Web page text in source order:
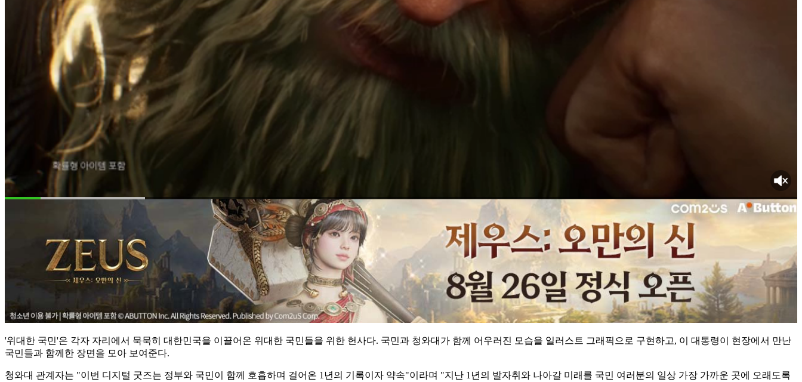
'위대한 국민'은 각자 자리에서 묵묵히 대한민국을 이끌어온 위대한 국민들을 위한 헌사다. 국민과 청와대가 함께 어우러진 모습을 일러스트 그래픽으로 구현하고, 이 대통령이 현장에서 만난
국민들과 함께한 장면을 모아 보여준다.
청와대 관계자는 "이번 디지털 굿즈는 정부와 국민이 함께 호흡하며 걸어온 1년의 기록이자 약속"이라며 "지난 1년의 발자취와 나아갈 미래를 국민 여러분의 일상 가장 가까운 곳에 오래도록